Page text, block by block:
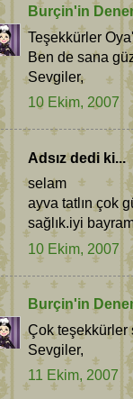
Burçin'in
Teşekkürler
Ben de sana
Sevgiler,
10 Ekim, 2007
Adsız dedi ki...
selam
ayva tatlın çok
sağlık.iyi
10 Ekim, 2007
Burçin'in
Çok teşekkürler
Sevgiler,
11 Ekim, 2007